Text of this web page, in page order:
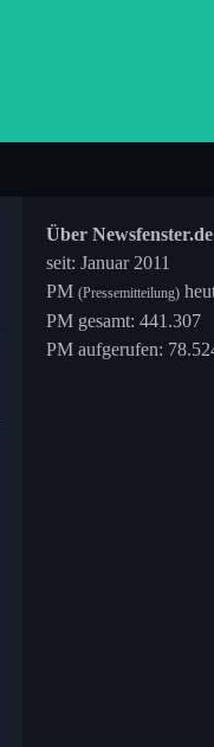
Über Newsfenster.de
seit: Januar 2011
PM (Pressemitteilung)
PM gesamt: 441.307
PM aufgerufen: